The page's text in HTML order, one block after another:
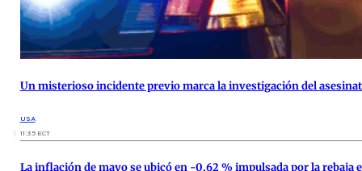
Un misterioso incidente previo marca la investigación del
USA
11:35 ECT
La inflación de mayo se ubicó en -0,62 % impulsada por la rebaja